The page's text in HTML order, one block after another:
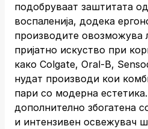
подобруваат заштитата
воспаленија, додека
производите овозможува
пријатно искуство при
како Colgate, Oral-B,
нудат производи кои
пари со модерна
дополнително збогатена
и интензивен освежувач